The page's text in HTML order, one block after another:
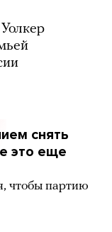
снять
это еще
чтобы партию